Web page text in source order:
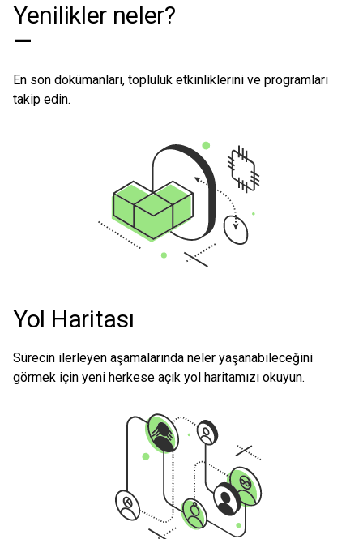
Yenilikler neler?
—
En son dokümanları, topluluk etkinliklerini ve programları
takip edin.
Yol Haritası
Sürecin ilerleyen aşamalarında neler yaşanabileceğini
görmek için yeni herkese açık yol haritamızı okuyun.